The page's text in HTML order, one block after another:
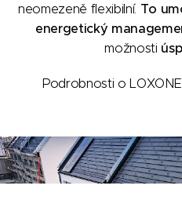
neomezeně flexibilní. To
energetický
možnosti
Podrobnosti o